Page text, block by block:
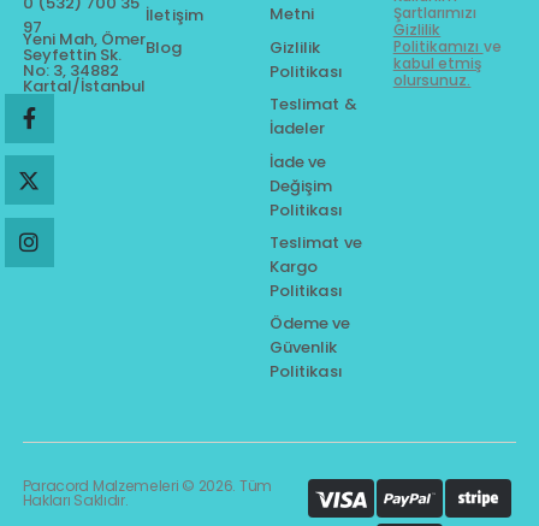
97
Yeni Mah, Ömer
Seyfettin Sk.
No: 3, 34882
Kartal/İstanbul
Şartlarımızı
Gizlilik
Politikamızı ve
kabul etmiş
olursunuz.
İletişim
Blog
Metni
Gizlilik
Politikası
Teslimat &
İadeler
İade ve
Değişim
Politikası
Teslimat ve
Kargo
Politikası
Ödeme ve
Güvenlik
Politikası
Paracord Malzemeleri © 2026. Tüm
Hakları Saklıdır.